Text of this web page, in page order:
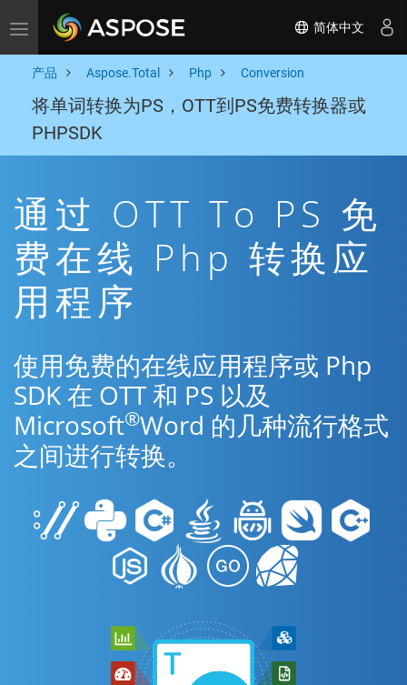
Toggle navigation 简体中文
产品 Aspose.Total Php Conversion
将单词转换为PS，OTT到PS免费转换器或
PHPSDK
通过 OTT To PS 免
费在线 Php 转换应
用程序
使用免费的在线应用程序或 Php
SDK 在 OTT 和 PS 以及
Microsoft®Word 的几种流行格式
之间进行转换。